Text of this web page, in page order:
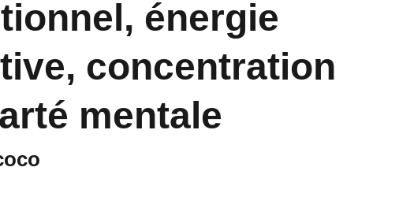
énergie
concentration
mentale